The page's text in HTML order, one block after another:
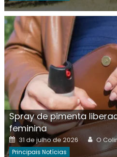
Spray de pimenta
feminina
Posted
on
31 de julho de 2026 Author
O
Principais Notícias